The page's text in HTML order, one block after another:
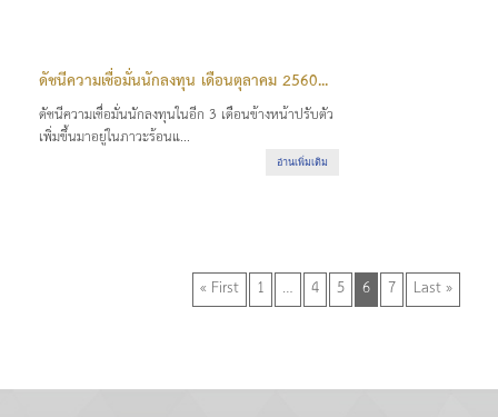
ดัชนีความเชื่อมั่นนักลงทุน เดือนตุลาคม 2560...
ดัชนีความเชื่อมั่นนักลงทุนในอีก 3 เดือนข้างหน้าปรับตัว
เพิ่มขึ้นมาอยู่ในภาวะร้อนแ...
อ่านเพิ่มเติม
« First 1 … 4 5 6 7 Last »